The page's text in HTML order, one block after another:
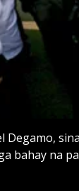
Degamo,
bahay na